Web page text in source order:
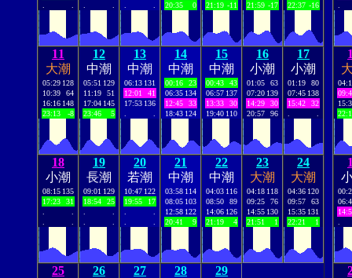
20:35
0
21:19 -11
21:59 -17
22:37 -16
11
大潮
05:29 128
10:39
64
16:16 148
23:13
-8
12
中潮
05:51 129
11:19
51
17:04 145
23:46
5
13
中潮
06:13 131
12:01
41
17:53 136
14
中潮
00:16
23
06:35 134
12:45
33
18:43 124
15
中潮
00:43
43
06:57 137
13:33
30
19:40 110
16
小潮
01:05
63
07:20 139
14:29
30
20:57
96
17
小潮
01:19
80
07:45 138
15:42
32
18
小潮
08:15 135
17:23
31
19
長潮
09:01 129
18:54
25
20
若潮
10:47 122
19:55
17
21
中潮
03:58 114
08:05 103
12:58 122
20:41
9
22
中潮
04:03 116
08:50
89
14:06 126
21:19
4
23
大潮
04:18 118
09:25
76
14:55 130
21:51
1
24
大潮
04:36 120
09:57
63
15:35 131
22:21
1
25
26
27
28
29